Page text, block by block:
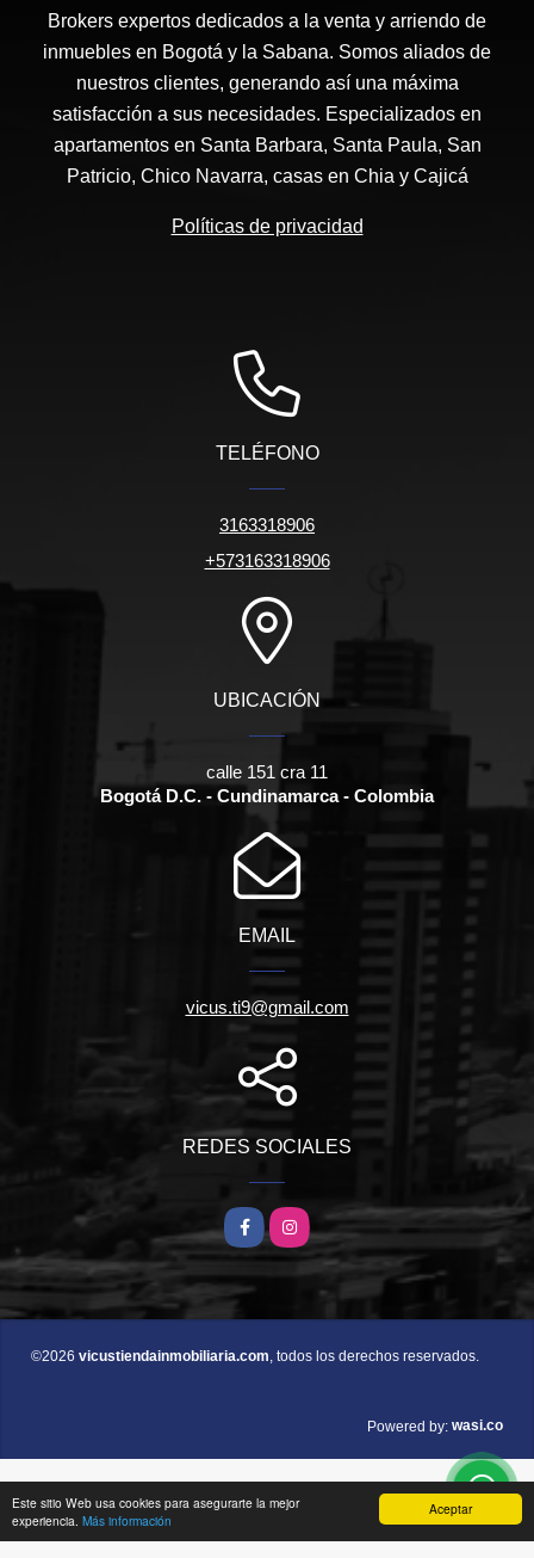
Aceptar
Este sitio Web usa cookies para asegurarte la mejor
experiencia. Más información
Brokers expertos dedicados a la venta y arriendo de
inmuebles en Bogotá y la Sabana. Somos aliados de
nuestros clientes, generando así una máxima
satisfacción a sus necesidades. Especializados en
apartamentos en Santa Barbara, Santa Paula, San
Patricio, Chico Navarra, casas en Chia y Cajicá
Políticas de privacidad
TELÉFONO
3163318906
+573163318906
UBICACIÓN
calle 151 cra 11
Bogotá D.C. - Cundinamarca - Colombia
EMAIL
vicus.ti9@gmail.com
REDES SOCIALES
FacebookInstagram
©2026 vicustiendainmobiliaria.com, todos los derechos reservados.
Powered by: wasi.co